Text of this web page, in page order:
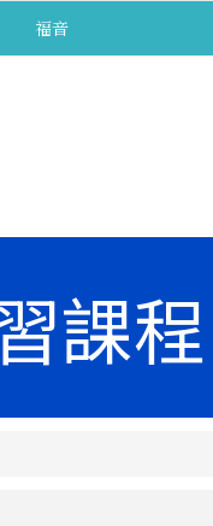
福音
課程